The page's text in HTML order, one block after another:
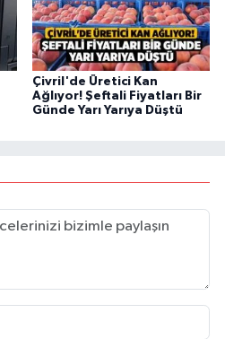
Çivril'de Üretici Kan
Ağlıyor! Şeftali Fiyatları Bir
Günde Yarı Yarıya Düştü